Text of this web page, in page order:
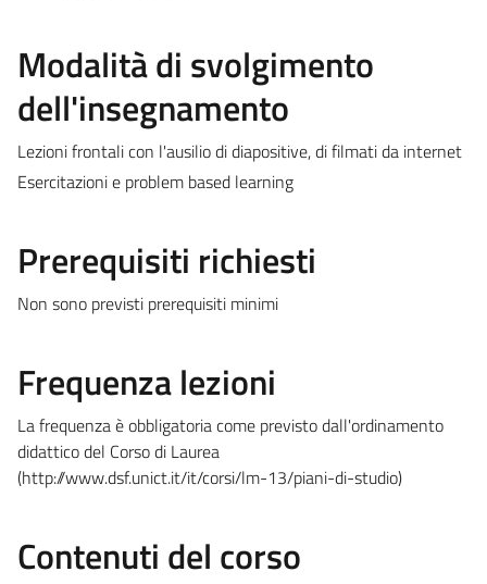
Modalità di svolgimento
dell'insegnamento
Lezioni frontali con l'ausilio di diapositive, di filmati da internet
Esercitazioni e problem based learning
Prerequisiti richiesti
Non sono previsti prerequisiti minimi
Frequenza lezioni
La frequenza è obbligatoria come previsto dall'ordinamento
didattico del Corso di Laurea
(http://www.dsf.unict.it/it/corsi/lm-13/piani-di-studio)
Contenuti del corso